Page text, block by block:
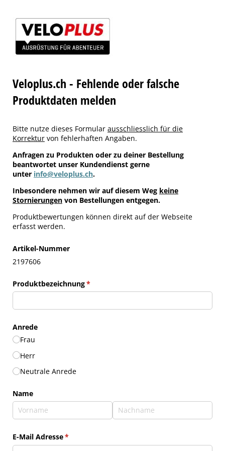
Veloplus.ch - Fehlende oder falsche
Produktdaten melden
Bitte nutze dieses Formular ausschliesslich für die
Korrektur von fehlerhaften Angaben.
Anfragen zu Produkten oder zu deiner Bestellung
beantwortet unser Kundendienst gerne
unter info@veloplus.ch.
Inbesondere nehmen wir auf diesem Weg keine
Stornierungen von Bestellungen entgegen.
Produktbewertungen können direkt auf der Webseite
erfasst werden.
Artikel-Nummer
2197606
Produktbezeichnung*
(erforderlich)
Anrede
Frau
Herr
Neutrale Anrede
Name
E-Mail Adresse*
(erforderlich)